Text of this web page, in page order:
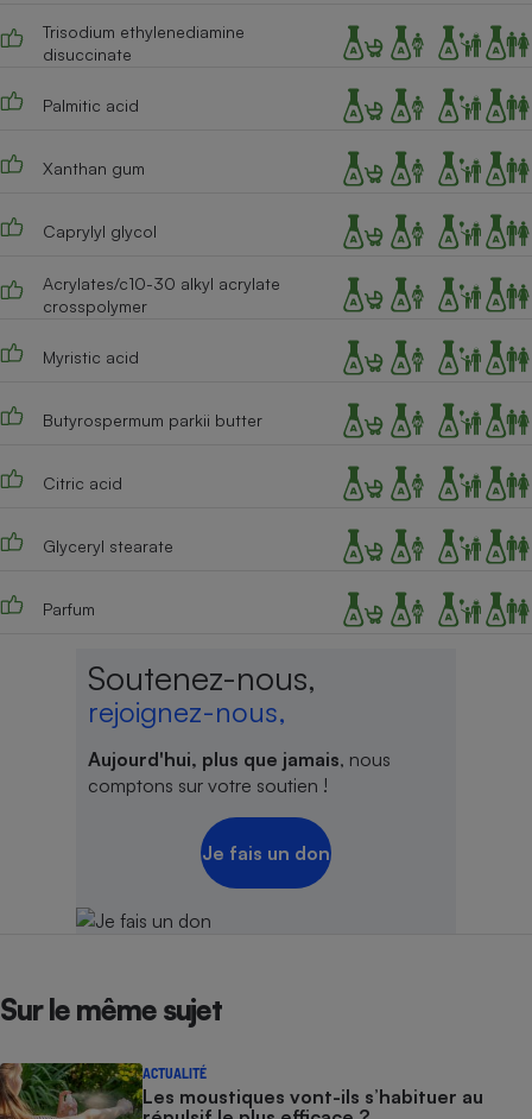
Trisodium ethylenediamine
disuccinate
Palmitic acid
Xanthan gum
Caprylyl glycol
Acrylates/c10-30 alkyl acrylate
crosspolymer
Myristic acid
Butyrospermum parkii butter
Citric acid
Glyceryl stearate
Parfum
Soutenez-nous,
rejoignez-nous,
Aujourd'hui, plus que jamais, nous
comptons sur votre soutien !
Je fais un don
Sur le même sujet
ACTUALITÉ
Les moustiques vont-ils s’habituer au